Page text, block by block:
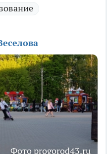
Фото progorod43.ru